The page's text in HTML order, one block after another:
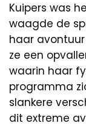
Kuipers was
waagde de
haar
ze een
waarin haar
programma
slankere
dit extreme